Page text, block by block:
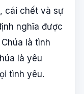
cái chết và sự
nghĩa được
là tình
là yêu
tình yêu.